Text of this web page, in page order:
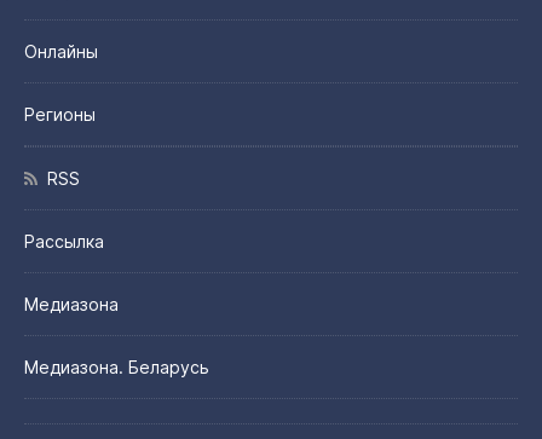
Онлайны
Регионы
RSS
Рассылка
Медиазона
Медиазона. Беларусь